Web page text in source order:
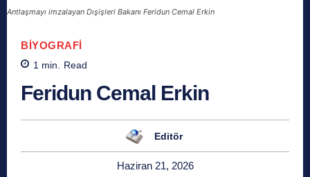
Antlaşmayı imzalayan Dışişleri Bakanı Feridun Cemal Erkin
BIYOGRAFI
1 min. Read
Feridun Cemal Erkin
Editör
Haziran 21, 2026